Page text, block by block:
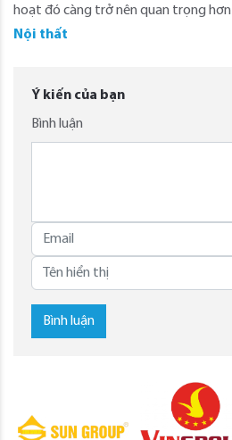
hoạt đó càng trở nên quan trọng
Nội thất
Ý kiến của bạn
Bình luận
Bình luận